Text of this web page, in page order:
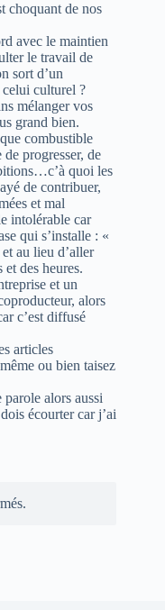
choquant de nos
avec le maintien
le travail de
sort d’un
celui culturel ?
mélanger vos
grand bien.
combustible
progresser, de
quoi les
de contribuer,
et mal
intolérable car
qui s’installe : «
au lieu d’aller
des heures.
et un
alors
c’est diffusé
articles
ou bien taisez
alors aussi
écourter car j’ai